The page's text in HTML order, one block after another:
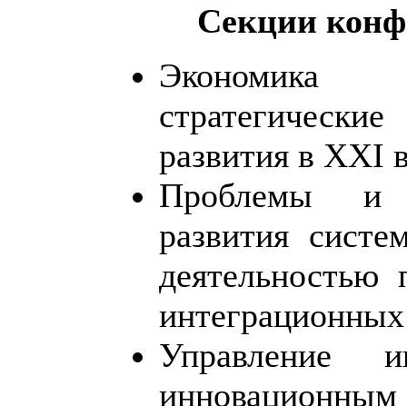
Секции
Экономика
развития в XXI
Проблемы и
развития
деятельностью
Управление